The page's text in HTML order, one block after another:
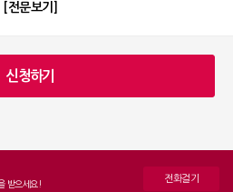
[전문보기]
받으세요! 전화걸기